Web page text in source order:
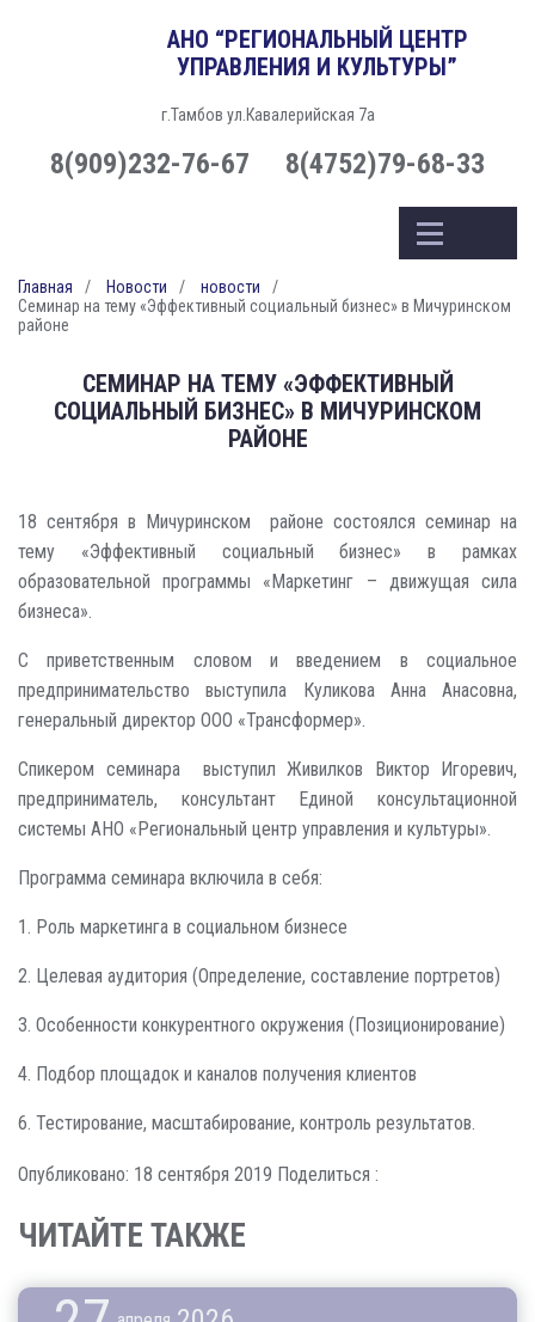
АНО “РЕГИОНАЛЬНЫЙ ЦЕНТР
УПРАВЛЕНИЯ И КУЛЬТУРЫ”
г.Тамбов ул.Кавалерийская 7а
8(909)232-76-67 8(4752)79-68-33
Главная Новости
новости
Семинар на тему «Эффективный социальный бизнес» в Мичуринском
районе
СЕМИНАР НА ТЕМУ «ЭФФЕКТИВНЫЙ
СОЦИАЛЬНЫЙ БИЗНЕС» В МИЧУРИНСКОМ
РАЙОНЕ
18 сентября в Мичуринском районе состоялся семинар на
тему «Эффективный социальный бизнес» в рамках
образовательной программы «Маркетинг – движущая сила
бизнеса».
С приветственным словом и введением в социальное
предпринимательство выступила Куликова Анна Анасовна,
генеральный директор ООО «Трансформер».
Спикером семинара выступил Живилков Виктор Игоревич,
предприниматель, консультант Единой консультационной
системы АНО «Региональный центр управления и культуры».
Программа семинара включила в себя:
1. Роль маркетинга в социальном бизнесе
2. Целевая аудитория (Определение, составление портретов)
3. Особенности конкурентного окружения (Позиционирование)
4. Подбор площадок и каналов получения клиентов
6. Тестирование, масштабирование, контроль результатов.
Опубликовано: 18 сентября 2019 Поделиться :
ЧИТАЙТЕ ТАКЖЕ